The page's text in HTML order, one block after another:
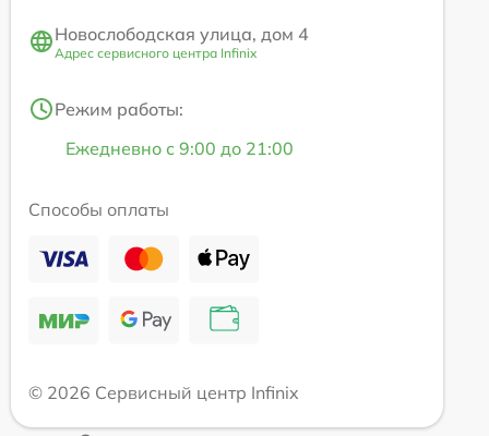
Новослободская улица, дом 4
Адрес сервисного центра Infinix
Режим работы:
Ежедневно с 9:00 до 21:00
Способы оплаты
© 2026 Сервисный центр Infinix